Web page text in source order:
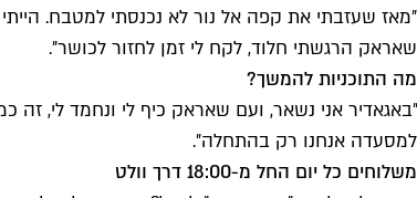
״מאז שעזבתי את קפה אל נור לא נכנסתי למטבח.
שאראק הרגשתי חלוד, לקח לי זמן לחזור לכושר״.
מה התוכניות להמשך?
״באגאדיר אני נשאר, ועם שאראק כיף לי ונחמד לי,
למסעדה אנחנו רק בהתחלה״.
משלוחים כל יום החל מ-18:00 דרך וולט